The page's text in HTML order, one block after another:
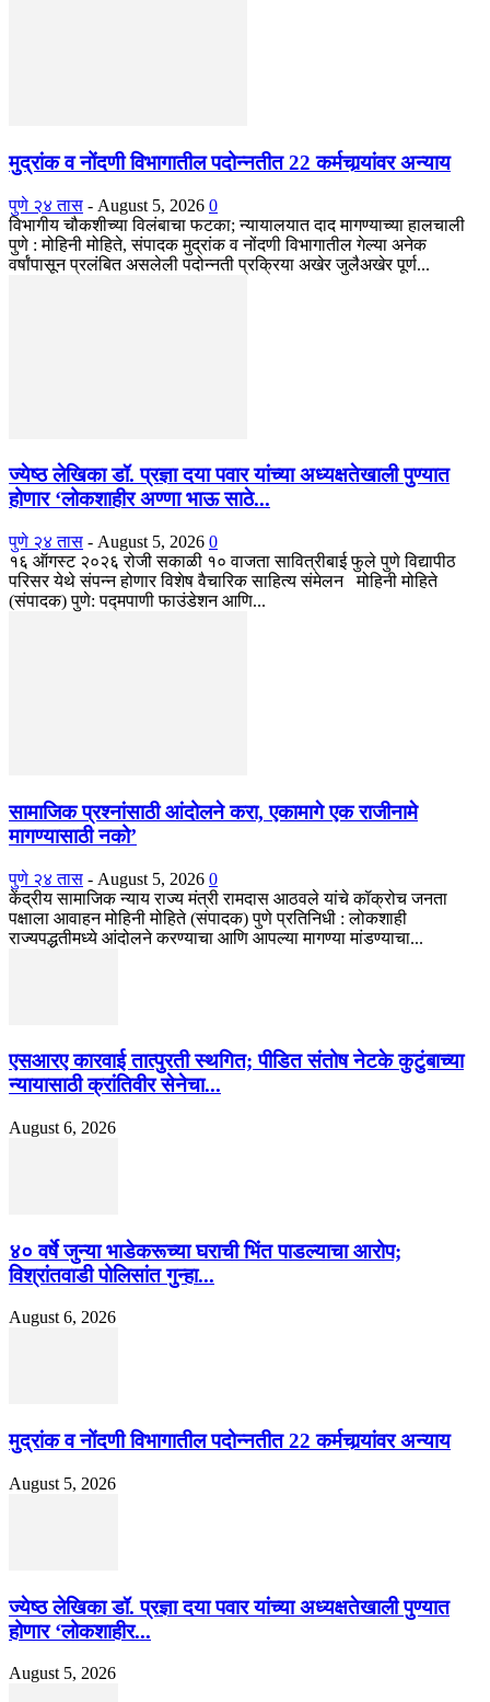
मुद्रांक व नोंदणी विभागातील पदोन्नतीत 22 कर्मचार्‍यांवर अन्याय
पुणे २४ तास - August 5, 2026 0
विभागीय चौकशीच्या विलंबाचा फटका; न्यायालयात दाद मागण्याच्या हालचाली
पुणे : मोहिनी मोहिते, संपादक मुद्रांक व नोंदणी विभागातील गेल्या अनेक
वर्षांपासून प्रलंबित असलेली पदोन्नती प्रक्रिया अखेर जुलैअखेर पूर्ण...
ज्येष्ठ लेखिका डॉ. प्रज्ञा दया पवार यांच्या अध्यक्षतेखाली पुण्यात
होणार ‘लोकशाहीर अण्णा भाऊ साठे...
पुणे २४ तास - August 5, 2026 0
१६ ऑगस्ट २०२६ रोजी सकाळी १० वाजता सावित्रीबाई फुले पुणे विद्यापीठ
परिसर येथे संपन्न होणार विशेष वैचारिक साहित्य संमेलन मोहिनी मोहिते
(संपादक) पुणे: पद्मपाणी फाउंडेशन आणि...
सामाजिक प्रश्नांसाठी आंदोलने करा, एकामागे एक राजीनामे
मागण्यासाठी नको’
पुणे २४ तास - August 5, 2026 0
केंद्रीय सामाजिक न्याय राज्य मंत्री रामदास आठवले यांचे कॉक्रोच जनता
पक्षाला आवाहन मोहिनी मोहिते (संपादक) पुणे प्रतिनिधी : लोकशाही
राज्यपद्धतीमध्ये आंदोलने करण्याचा आणि आपल्या मागण्या मांडण्याचा...
एसआरए कारवाई तात्पुरती स्थगित; पीडित संतोष नेटके कुटुंबाच्या
न्यायासाठी क्रांतिवीर सेनेचा...
August 6, 2026
४० वर्षे जुन्या भाडेकरूच्या घराची भिंत पाडल्याचा आरोप;
विश्रांतवाडी पोलिसांत गुन्हा...
August 6, 2026
मुद्रांक व नोंदणी विभागातील पदोन्नतीत 22 कर्मचार्‍यांवर अन्याय
August 5, 2026
ज्येष्ठ लेखिका डॉ. प्रज्ञा दया पवार यांच्या अध्यक्षतेखाली पुण्यात
होणार ‘लोकशाहीर...
August 5, 2026